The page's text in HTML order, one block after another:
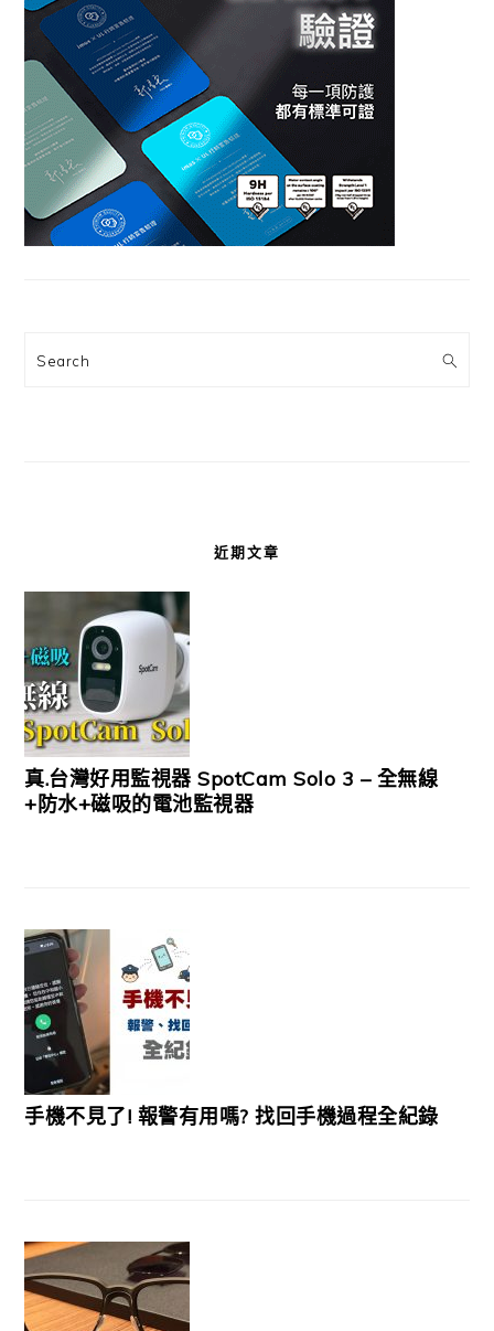
Search
近期文章
真.台灣好用監視器 SpotCam Solo 3 – 全無線
+防水+磁吸的電池監視器
手機不見了! 報警有用嗎? 找回手機過程全紀錄